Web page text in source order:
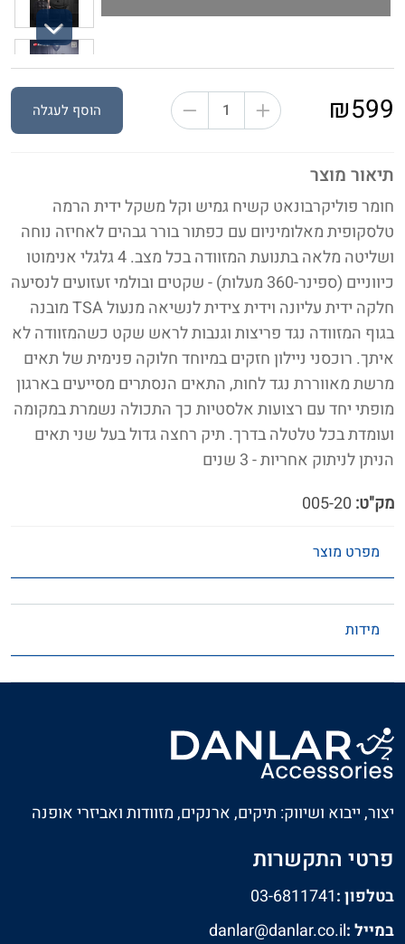
תיאור מוצר
חומר פוליקרבונאט קשיח גמיש וקל משקל ‫ידית הרמה
טלסקופית מאלומיניום עם כפתור בורר גבהים לאחיזה נוחה
ושליטה מלאה בתנועת המזוודה בכל מצב.‬ 4 גלגלי אנימוטו
כיווניים (ספינר-360 מעלות) - שקטים ובולמי זעזועים לנסיעה
חלקה ידית עליונה וידית צידית לנשיאה מנעול TSA מובנה
בגוף המזוודה נגד פריצות וגנבות לראש שקט כשהמזוודה לא
איתך. רוכסני ניילון חזקים במיוחד חלוקה פנימית של תאים
מרשת מאווררת נגד לחות, התאים הנסתרים מסייעים בארגון
מופתי יחד עם רצועות אלסטיות כך התכולה נשמרת במקומה
ועומדת בכל טלטלה בדרך. תיק רחצה גדול בעל שני תאים
הניתן לניתוק אחריות - 3 שנים
מק"ט:
₪599 הוסף לעגלה
מפרט מוצר
מידות
Next
יצור, ייבוא ושיווק: תיקים, ארנקים, מזוודות ואביזרי אופנה
פרטי התקשרות
בטלפון :03-6811741
במייל :danlar@danlar.co.il